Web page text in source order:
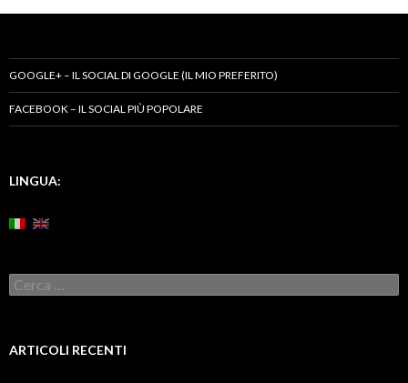
GOOGLE+ – IL SOCIAL DI GOOGLE (IL MIO PREFERITO)
FACEBOOK – IL SOCIAL PIÙ POPOLARE
LINGUA:
Ricerca
per:
ARTICOLI RECENTI